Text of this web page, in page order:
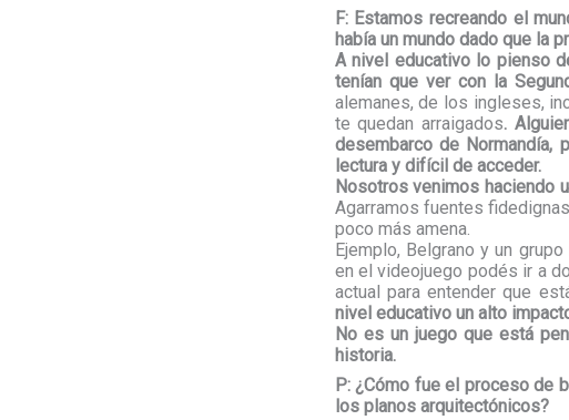
F: Estamos recreando el
había un mundo dado que la
A nivel educativo lo pienso
tenían que ver con la
alemanes, de los ingleses,
te quedan arraigados.
desembarco de Normandía,
lectura y difícil de acceder.
Nosotros venimos haciendo
Agarramos fuentes
poco más amena.
Ejemplo, Belgrano y un
en el videojuego podés ir a
actual para entender que
nivel educativo un alto
No es un juego que está
historia.
P: ¿Cómo fue el proceso de
los planos arquitectónicos?